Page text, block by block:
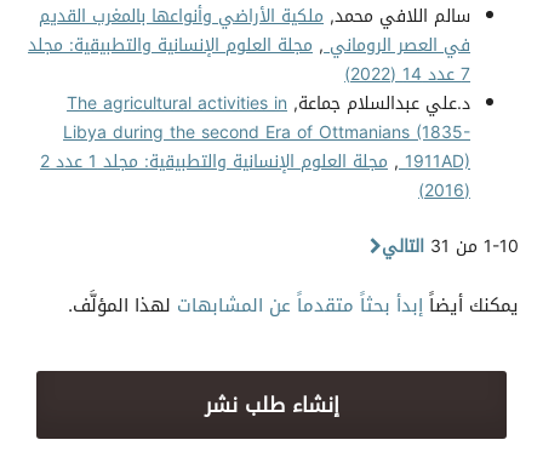
سالم اللافي محمد, ملكية الأراضي وأنواعها بالمغرب القديم
في العصر الروماني, مجلة العلوم الإنسانية والتطبيقية: مجلد
7 عدد 14 (2022)
د.علي عبدالسلام جماعة, The agricultural activities in
Libya during the second Era of Ottmanians (1835-
1911AD)
,
مجلة العلوم الإنسانية والتطبيقية: مجلد 1 عدد 2
(2016)
1-10 من 31
التالي
يمكنك أيضاًإبدأ بحثاً متقدماً عن المشابهات لهذا المؤلَّف.
إنشاء طلب نشر